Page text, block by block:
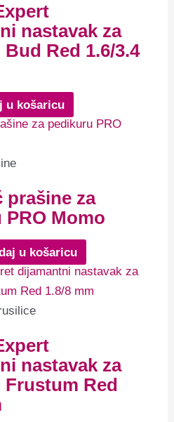
nastavak za
Red 1.6/3.4
u košaricu
prašine za
Momo
u košaricu
nastavak za
Red